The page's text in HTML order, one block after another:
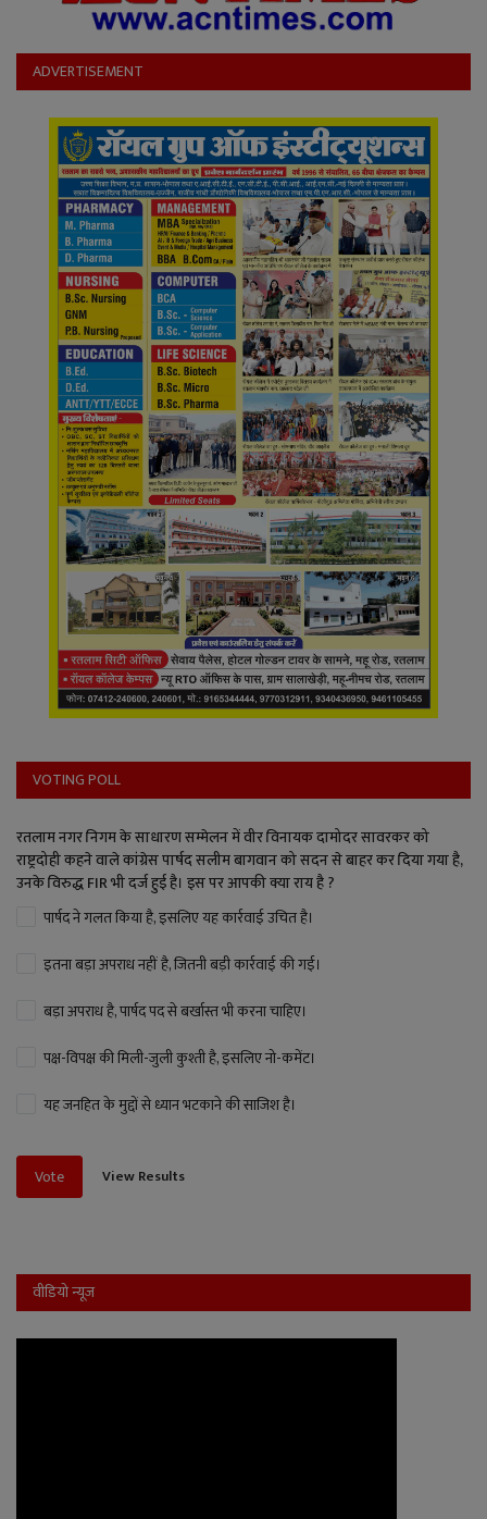
ADVERTISEMENT
VOTING POLL
रतलाम नगर निगम के साधारण सम्मेलन में वीर विनायक दामोदर सावरकर को
राष्ट्रदोही कहने वाले कांग्रेस पार्षद सलीम बागवान को सदन से बाहर कर दिया गया है,
उनके विरुद्ध FIR भी दर्ज हुई है। इस पर आपकी क्या राय है ?
पार्षद ने गलत किया है, इसलिए यह कार्रवाई उचित है।
इतना बड़ा अपराध नहीं है, जितनी बड़ी कार्रवाई की गई।
बड़ा अपराध है, पार्षद पद से बर्खास्त भी करना चाहिए।
पक्ष-विपक्ष की मिली-जुली कुश्ती है, इसलिए नो-कमेंट।
यह जनहित के मुद्दों से ध्यान भटकाने की साजिश है।
Vote View Results
वीडियो न्यूज